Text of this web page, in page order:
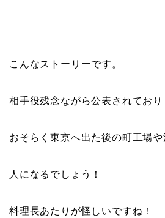
こんなストーリーです。
相手役残念ながら公表されており
おそらく東京へ出た後の町工場
人になるでしょう！
料理長あたりが怪しいですね！